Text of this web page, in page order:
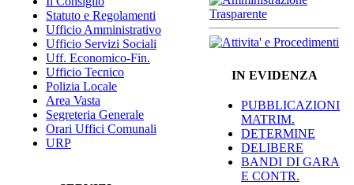
Statuto e Regolamenti
Ufficio Amministrativo
Ufficio Servizi Sociali
Uff. Economico-Fin.
Ufficio Tecnico
Polizia Locale
Area Vasta
Segreteria Generale
Orari Uffici Comunali
URP
IN EVIDENZA
PUBBLICAZIONI
MATRIM.
DETERMINE
DELIBERE
BANDI DI GARA
E CONTR.